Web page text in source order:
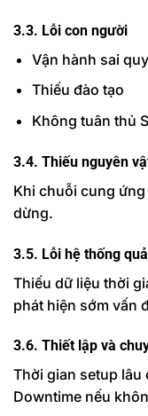
3.3. Lỗi con người
Vận hành sai
Thiếu đào tạo
Không tuân thủ
3.4. Thiếu nguyên
Khi chuỗi cung
dừng.
3.5. Lỗi hệ thống
Thiếu dữ liệu thời
phát hiện sớm vấn
3.6. Thiết lập và
Thời gian setup lâu
Downtime nếu